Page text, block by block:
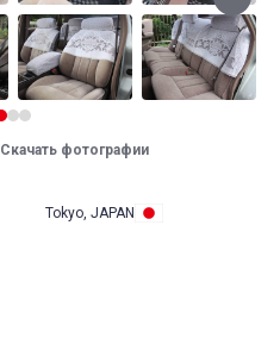
Скачать фотографии
Tokyo, JAPAN